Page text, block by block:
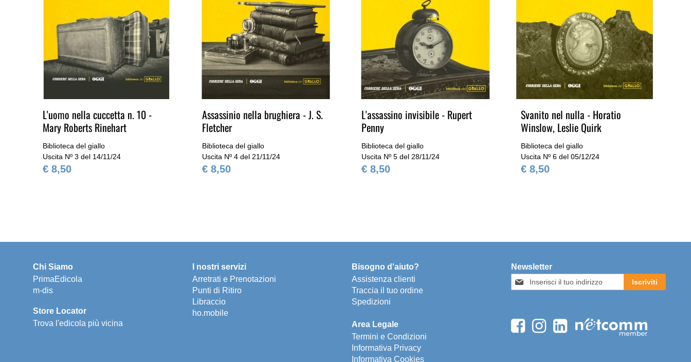
L'uomo nella cuccetta n. 10 -
Mary Roberts Rinehart
Biblioteca del giallo
Uscita Nº 3 del 14/11/24
€ 8,50
Assassinio nella brughiera - J. S.
Fletcher
Biblioteca del giallo
Uscita Nº 4 del 21/11/24
€ 8,50
L'assassino invisibile - Rupert
Penny
Biblioteca del giallo
Uscita Nº 5 del 28/11/24
€ 8,50
Svanito nel nulla - Horatio
Winslow, Leslie Quirk
Biblioteca del giallo
Uscita Nº 6 del 05/12/24
€ 8,50
Chi Siamo
PrimaEdicola
m-dis
Store Locator
Trova l'edicola più vicina
I nostri servizi
Arretrati e Prenotazioni
Punti di Ritiro
Libraccio
ho.mobile
Bisogno d'aiuto?
Assistenza clienti
Traccia il tuo ordine
Spedizioni
Area Legale
Termini e Condizioni
Informativa Privacy
Informativa Cookies
Newsletter
Iscriviti
alla
Iscriviti